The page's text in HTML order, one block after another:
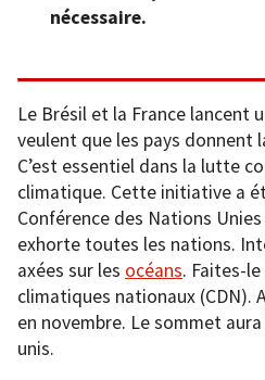
nécessaire.
Le Brésil et la France lancent
veulent que les pays donnent
C’est essentiel dans la lutte
climatique. Cette initiative a
Conférence des Nations
exhorte toutes les nations.
axées sur les océans. Faites-
climatiques nationaux (CDN).
en novembre. Le sommet
unis.